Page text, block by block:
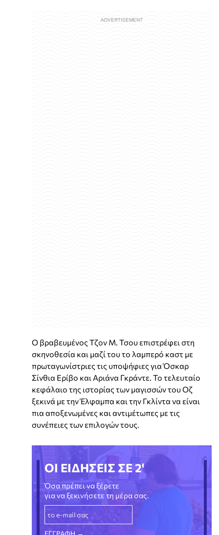
Ο βραβευμένος Τζον Μ. Τσου επιστρέφει στη
σκηνοθεσία και μαζί του το λαμπερό καστ με
πρωταγωνίστριες τις υποψήφιες για Όσκαρ
Σίνθια Ερίβο και Αριάνα Γκράντε. Το τελευταίο
κεφάλαιο της ιστορίας των μαγισσών του Οζ
ξεκινά με την Έλφαμπα και την Γκλίντα να είναι
πια αποξενωμένες και αντιμέτωπες με τις
συνέπειες των επιλογών τους.
ΟΙ ΕΙΔΗΣΕΙΣ ΣΕ 2'
Όσα πρέπει να ξέρετε
για να ξεκινήσετε τη μέρα σας.